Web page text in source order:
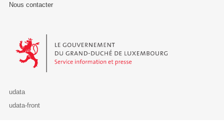
Nous contacter
Le Gouvernement du Grand-Duché de Luxembourg - Service
udata
udata-front